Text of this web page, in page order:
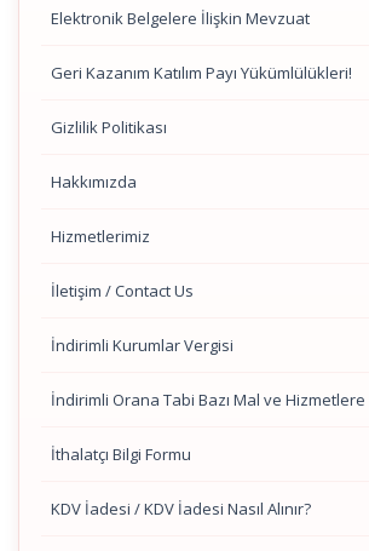
Elektronik Belgelere İlişkin Mevzuat
Geri Kazanım Katılım Payı Yükümlülükleri!
Gizlilik Politikası
Hakkımızda
Hizmetlerimiz
İletişim / Contact Us
İndirimli Kurumlar Vergisi
İndirimli Orana Tabi Bazı Mal ve
İthalatçı Bilgi Formu
KDV İadesi / KDV İadesi Nasıl Alınır?